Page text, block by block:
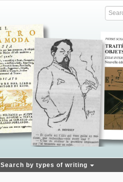
Search by types of writing